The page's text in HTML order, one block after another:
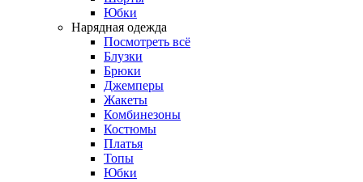
Юбки
Нарядная одежда
Посмотреть всё
Блузки
Брюки
Джемперы
Жакеты
Комбинезоны
Костюмы
Платья
Топы
Юбки